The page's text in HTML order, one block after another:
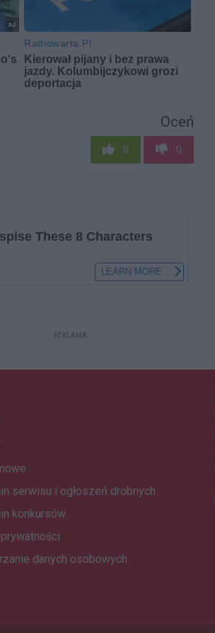
Oceń
0 0
REKLAMA
serwisu i ogłoszeń drobnych
konkursów
danych osobowych